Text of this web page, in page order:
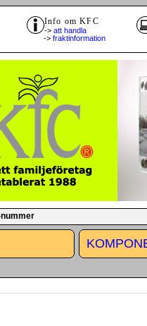
Info om KFC
-> att handla
-> fraktinformation